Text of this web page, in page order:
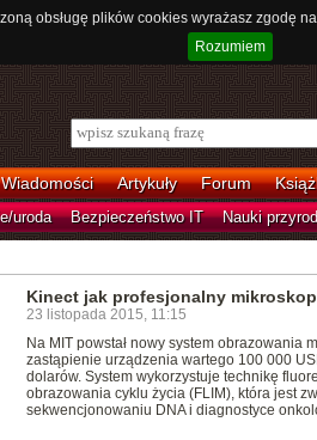
obsługę plików cookies wyrażasz
Rozumiem
Wiadomości Artykuły Forum
uroda Bezpieczeństwo IT Nauki
Kinect jak profesjonalny mikroskop
23 listopada 2015, 11:15
Na MIT powstał nowy system obrazowania
zastąpienie urządzenia wartego 100 000
dolarów. System wykorzystuje technikę
obrazowania cyklu życia (FLIM), która jest
sekwencjonowaniu DNA i diagnostyce